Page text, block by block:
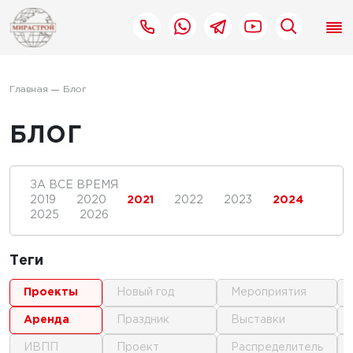
Главная Блог
БЛОГ
ЗА ВСЕ ВРЕМЯ
2019
2020 2021 2022 2023
2024
2025
2026
Теги
проекты
аренда
ИВПП
новый год
праздник
проект
мероприятия
выставки
распределитель